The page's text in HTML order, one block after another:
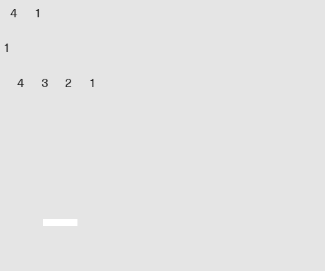
4 1
1
4 3 2 1